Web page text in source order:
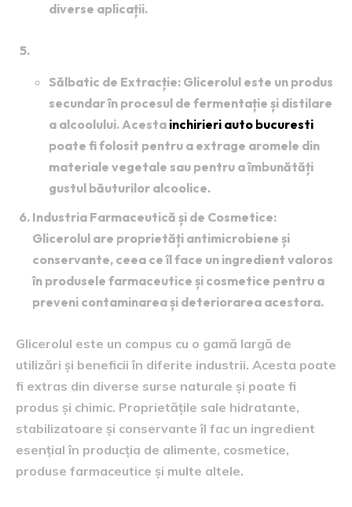
diverse aplicații.
Sălbatic de Extracție: Glicerolul este un produs
secundar în procesul de fermentație și distilare
a alcoolului. Acesta inchirieri auto bucuresti
poate fi folosit pentru a extrage aromele din
materiale vegetale sau pentru a îmbunătăți
gustul băuturilor alcoolice.
Industria Farmaceutică și de Cosmetice:
Glicerolul are proprietăți antimicrobiene și
conservante, ceea ce îl face un ingredient valoros
în produsele farmaceutice și cosmetice pentru a
preveni contaminarea și deteriorarea acestora.
Glicerolul este un compus cu o gamă largă de
utilizări și beneficii în diferite industrii. Acesta poate
fi extras din diverse surse naturale și poate fi
produs și chimic. Proprietățile sale hidratante,
stabilizatoare și conservante îl fac un ingredient
esențial în producția de alimente, cosmetice,
produse farmaceutice și multe altele.